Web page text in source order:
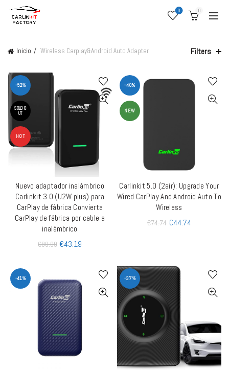
0 0
Inicio Wireless Carplay&Android Auto Adapter Filters
-52%
SOLD O
UT
HOT
LEER MÁS
Nuevo adaptador inalámbrico
Carlinkit 3.0 (U2W plus) para
CarPlay de fábrica Convierta
CarPlay de fábrica por cable a
inalámbrico
€89.99 €43.19
-40%
NEW
AÑADIR AL CARRITO
Carlinkit 5.0 (2air): Upgrade Your
Wired CarPlay And Android Auto To
Wireless
€74.74 €44.74
-41% -37%